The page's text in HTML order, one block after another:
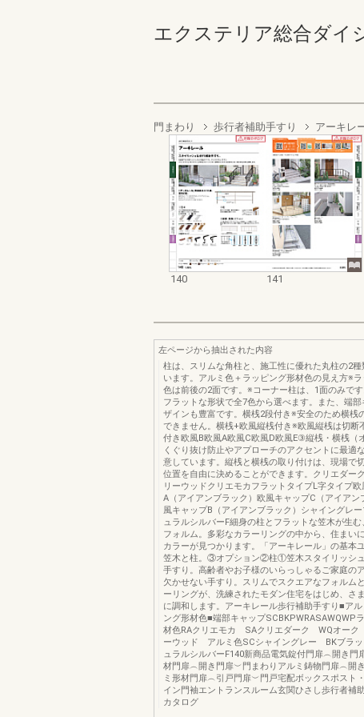
エクステリア総合ダイ
門まわり 歩行者補助手すり アーキレ
140 141
左ページから抽出された内容
柱は、スリムな角柱と、施工性に優れた丸柱の2種
います。アルミ色＋ラッピング形材色の見え方※
色は前後の2面です。※コーナー柱は、1面のみで
フラットな形状で全7色から選べます。また、端
ザインも豊富です。横桟2段付き※安全のため横桟
できません。横桟+欧風縦桟付き※欧風縦桟は切断
付き欧風B欧風A欧風C欧風D欧風E③縦桟・横桟（
くぐり抜け防止やアプローチのアクセントに最適
意しています。縦桟と横桟の取り付けは、現場で切
位置を自由に決めることができます。クリエダー
リーウッドクリエモカフラットタイプL字タイプ
A（アイアンブラック）欧風キャップC（アイアン
風キャップB（アイアンブラック）シャイングレ
ュラルシルバーF細身の柱とフラットな笠木が生む
フォルム。多彩なカラーリングの中から、住まい
カラーが見つかります。「アーキレール」の基本ユ
笠木と柱。③オプション②柱①笠木スタイリッシ
手すり。高齢者やお子様のいらっしゃるご家庭の
欠かせない手すり。スリムでスクエアなフォルム
ーリングが、洗練されたモダン住宅をはじめ、さ
に調和します。アーキレール歩行補助手すり■ア
ング形材色■端部キャップSCBKPWRASAWQWP
材色RAクリエモカ SAクリエダーク WQオーク
ーウッド アルミ色SCシャイングレー BKブラ
ュラルシルバーF140新商品電気錠付門扉︵開き門
材門扉︵開き門扉︶門まわりアルミ鋳物門扉︵開
ミ形材門扉︵引戸門扉︶門戸宅配ボックスポスト
イン門袖エントランスルーム玄関ひさし歩行者補
カタログ